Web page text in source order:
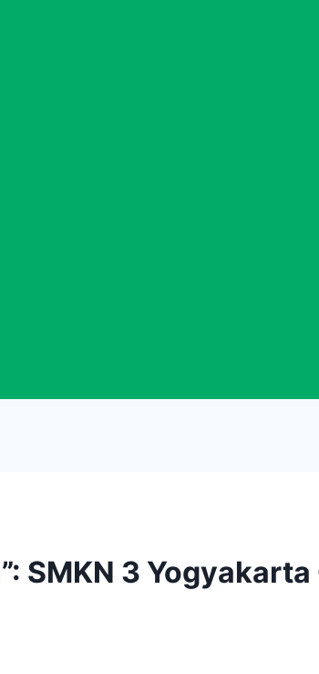
SMKN 3 Yogyakarta